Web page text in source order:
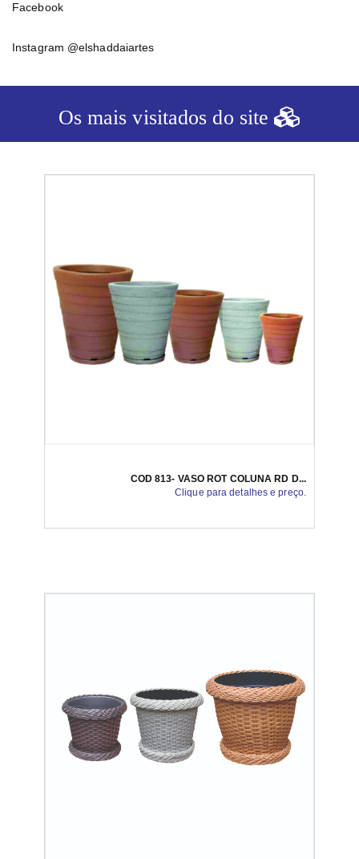
Facebook
Instagram @elshaddaiartes
Os mais visitados do site
COD 813- VASO ROT COLUNA RD D...
Clique para detalhes e preço.